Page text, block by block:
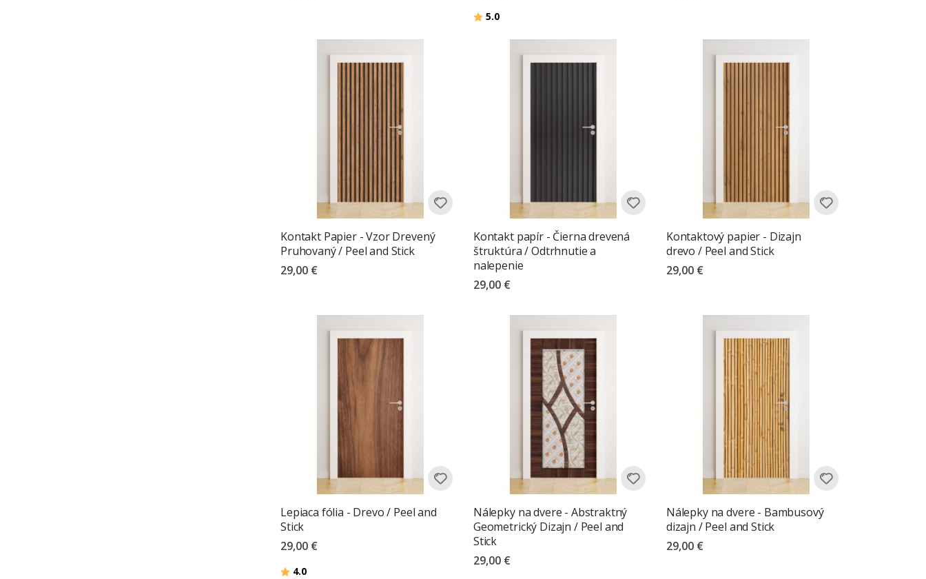
Hodnotenie:
5.0z 5 hviezdičiek
Kontakt Papier - Vzor Drevený
Pruhovaný / Peel and Stick
29,00 €
Kontakt papír - Čierna drevená
štruktúra / Odtrhnutie a
nalepenie
29,00 €
Kontaktový papier - Dizajn
drevo / Peel and Stick
29,00 €
Lepiaca fólia - Drevo / Peel and
Stick
29,00 €
Hodnotenie:
4.0
Nálepky na dvere - Abstraktný
Geometrický Dizajn / Peel and
Stick
29,00 €
Nálepky na dvere - Bambusový
dizajn / Peel and Stick
29,00 €